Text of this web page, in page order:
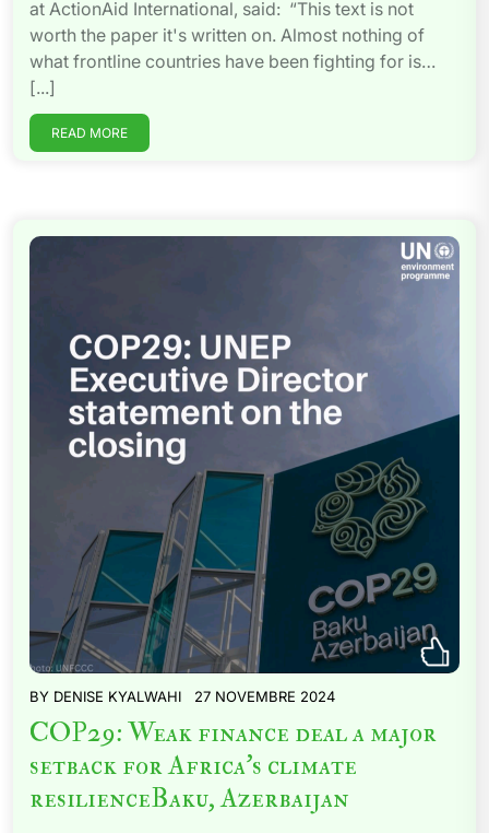
at ActionAid International, said: “This text is not
worth the paper it's written on. Almost nothing of
what frontline countries have been fighting for is…
[...]
READ MORE
BY DENISE KYALWAHI 27 NOVEMBRE 2024
COP29: Weak finance deal a major
setback for Africa’s climate
resilienceBaku, Azerbaijan